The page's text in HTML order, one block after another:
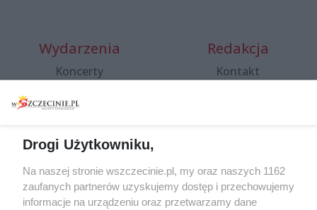
Wydarzenia
Koncerty
Spacery i oprowadzania
targi
Wernisaże
Więcej
Redakcja
Kontakt
Specjalny koncert z okazji
20. urodzin portalu
wSzczecinie.pl
Drogi Użytkowniku,
Na naszej stronie wszczecinie.pl, my oraz naszych 1162
zaufanych partnerów uzyskujemy dostęp i przechowujemy
informacje na urządzeniu oraz przetwarzamy dane